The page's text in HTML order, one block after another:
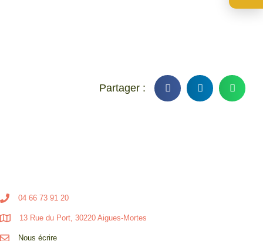
04 66 73 91 20
13 Rue du Port, 30220 Aigues-Mortes
Nous écrire